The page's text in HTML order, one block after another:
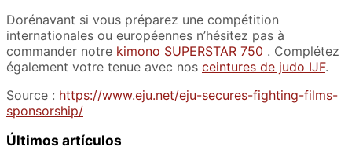
Dorénavant si vous préparez une compétition
internationales ou européennes n’hésitez pas à
commander notre kimono SUPERSTAR 750 . Complétez
également votre tenue avec nos ceintures de judo IJF.
Source : https://www.eju.net/eju-secures-fighting-films-
sponsorship/
Últimos artículos